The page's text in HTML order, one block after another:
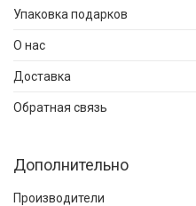
Упаковка подарков
О нас
Доставка
Обратная связь
Дополнительно
Производители